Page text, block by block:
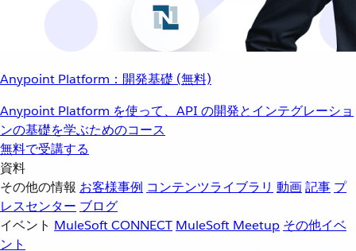
Anypoint Platform：開発基礎 (無料)
Anypoint Platform を使って、API の開発とインテグレーショ
ンの基礎を学ぶためのコース
無料で受講する
資料
その他の情報 お客様事例 コンテンツライブラリ 動画記事 プ
レスセンター ブログ
イベント MuleSoft CONNECT MuleSoft Meetup その他イベ
ント